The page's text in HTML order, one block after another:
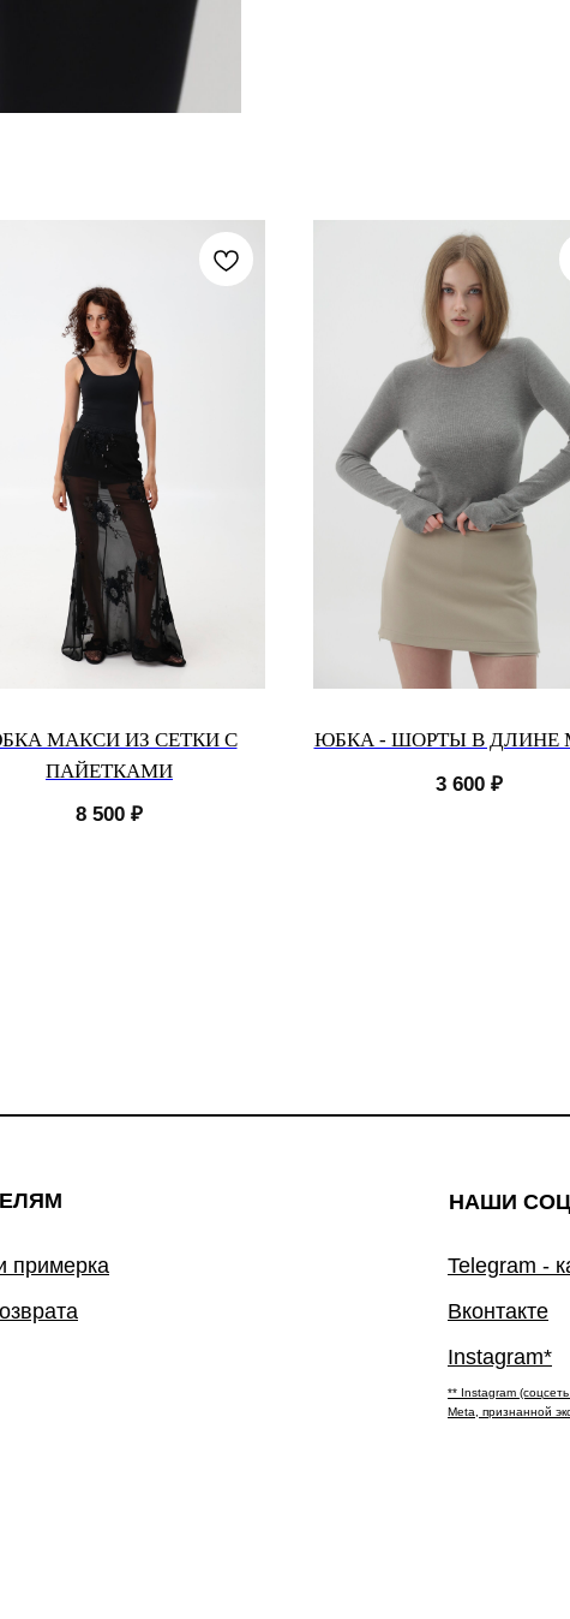
МАКСИ ИЗ СЕТКИ С
ПАЙЕТКАМИ
8 500 ₽
ЮБКА - ШОРТЫ В ДЛИНЕ
3 600 ₽
НАШИ
Telegram -
Вконтакте
Instagram*
** Instagram
Meta, признанной
примерка